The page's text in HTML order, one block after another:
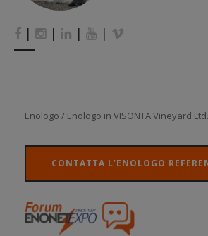
| | | |
Enologo / Enologo in VISONTA Vineyard Ltd.
CONTATTA L’ENOLOGO